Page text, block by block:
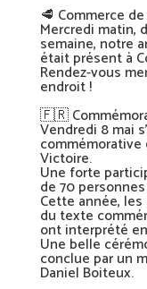
🥩 Commerce
Mercredi matin,
semaine, notre
était présent à
Rendez-vous
endroit !
🇫🇷
Vendredi 8 mai
commémorative
Victoire.
Une forte
de 70
Cette année,
du texte
ont interprété
Une belle
conclue par un
Daniel Boiteux.